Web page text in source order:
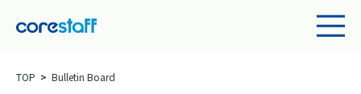
TOP Bulletin Board